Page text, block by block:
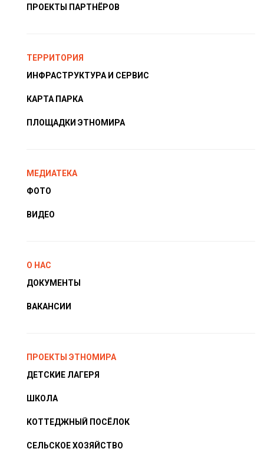
ПРОЕКТЫ ПАРТНЁРОВ
ТЕРРИТОРИЯ
ИНФРАСТРУКТУРА И СЕРВИС
КАРТА ПАРКА
ПЛОЩАДКИ ЭТНОМИРА
МЕДИАТЕКА
ФОТО
ВИДЕО
О НАС
ДОКУМЕНТЫ
ВАКАНСИИ
ПРОЕКТЫ ЭТНОМИРА
ДЕТСКИЕ ЛАГЕРЯ
ШКОЛА
КОТТЕДЖНЫЙ ПОСЁЛОК
СЕЛЬСКОЕ ХОЗЯЙСТВО